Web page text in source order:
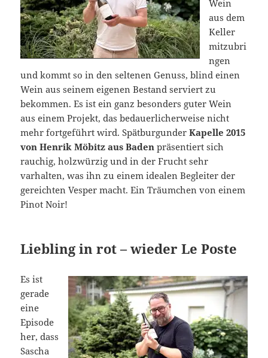
Wein
aus dem
Keller
mitzubri
ngen
und kommt so in den seltenen Genuss, blind einen
Wein aus seinem eigenen Bestand serviert zu
bekommen. Es ist ein ganz besonders guter Wein
aus einem Projekt, das bedauerlicherweise nicht
mehr fortgeführt wird. SpätburgunderKapelle 2015
von Henrik Möbitz aus Baden präsentiert sich
rauchig, holzwürzig und in der Frucht sehr
varhalten, was ihn zu einem idealen Begleiter der
gereichten Vesper macht. Ein Träumchen von einem
Pinot Noir!
Liebling in rot – wieder Le Poste
Es ist
gerade
eine
Episode
her, dass
Sascha